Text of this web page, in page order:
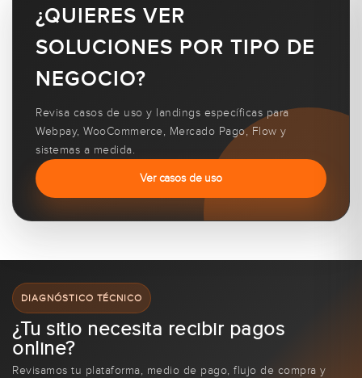
¿QUIERES VER
SOLUCIONES POR TIPO DE
NEGOCIO?
Revisa casos de uso y landings específicas para
Webpay, WooCommerce, Mercado Pago, Flow y
sistemas a medida.
Ver casos de uso
DIAGNÓSTICO TÉCNICO
¿Tu sitio necesita recibir pagos
online?
Revisamos tu plataforma, medio de pago, flujo de compra y